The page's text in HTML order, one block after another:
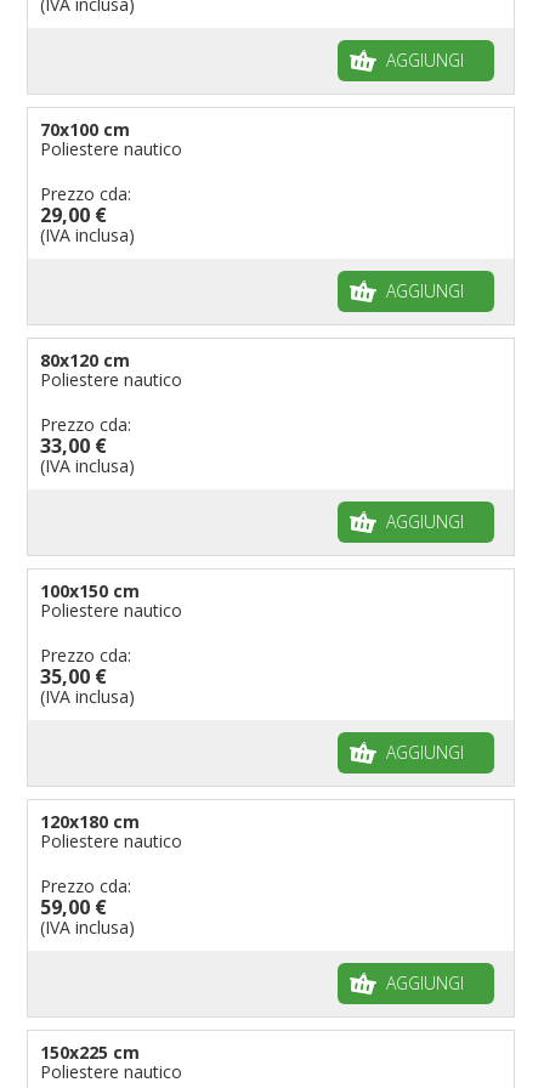
Bandiere per riserve naturali e parchi
Bandiere Militari e della Marina
pennoni per bandiere
AGGIUNGI
70x100 cm
Poliestere nautico
Prezzo cda:
29,00 €
(IVA inclusa)
AGGIUNGI
80x120 cm
Poliestere nautico
Prezzo cda:
33,00 €
(IVA inclusa)
AGGIUNGI
100x150 cm
Poliestere nautico
Prezzo cda:
35,00 €
(IVA inclusa)
AGGIUNGI
120x180 cm
Poliestere nautico
Prezzo cda:
59,00 €
(IVA inclusa)
AGGIUNGI
150x225 cm
Poliestere nautico